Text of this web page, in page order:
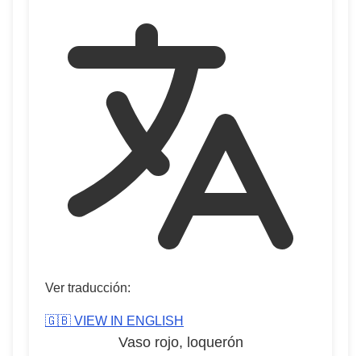
Ver traducción:
🇬🇧 VIEW IN ENGLISH
Vaso rojo, loquerón